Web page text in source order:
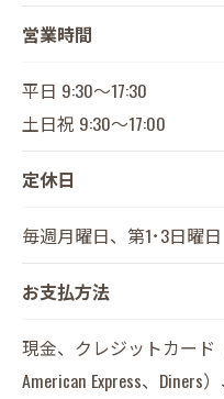
営業時間
平日 9:30～17:30
土日祝 9:30～17:00
定休日
毎週月曜日、第1･3日曜日
お支払方法
現金、クレジットカード（
American Express、